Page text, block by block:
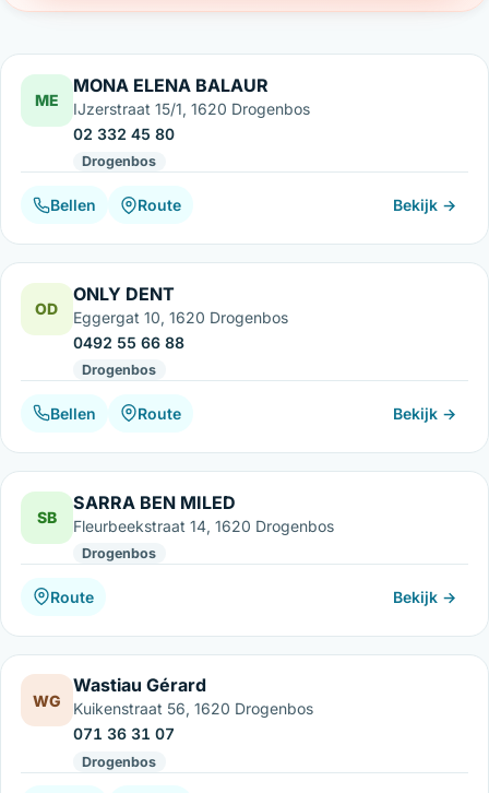
ME
MONA ELENA BALAUR
IJzerstraat 15/1, 1620 Drogenbos
02 332 45 80
Drogenbos
Bellen Route Bekijk →
OD
ONLY DENT
Eggergat 10, 1620 Drogenbos
0492 55 66 88
Drogenbos
Bellen Route Bekijk →
SB
SARRA BEN MILED
Fleurbeekstraat 14, 1620 Drogenbos
Drogenbos
Route Bekijk →
WG
Wastiau Gérard
Kuikenstraat 56, 1620 Drogenbos
071 36 31 07
Drogenbos